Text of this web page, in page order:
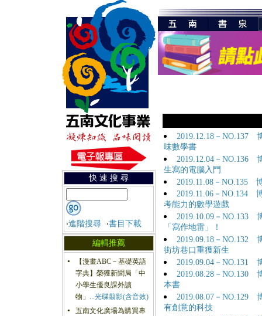
快 速 搜 尋
‧進階搜尋 ‧書目下載
編輯推薦
●
【漫畫ABC－基礎英語
字典】榮獲新聞局「中
小學生優良課外讀
物」 ...光碟翦影(含音效)
●
五南文化廣場為購買專
2019.12.18－NO.137
味數學書
2019.12.04－NO.136
生寫的電腦入門
2019.11.08－NO.135
2019.11.06－NO.134
考能力的數學遊戲
2019.10.09－NO.133
「寫作地雷」！
2019.09.18－NO.132
街坊巷口重獲新生
2019.09.04－NO.131
2019.08.28－NO.130
本書
2019.08.07－NO.129
有創意的科技